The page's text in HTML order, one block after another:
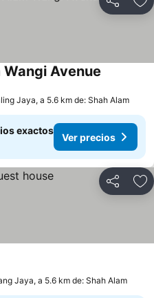
Compartir
Wangi Avenue
Jaya, a 5.6 km de: Shah Alam
exactos
Ver precios
Compartir
Jaya, a 5.6 km de: Shah Alam